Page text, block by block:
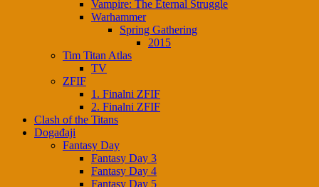
Vampire: The Eternal Struggle
Warhammer
Spring Gathering
2015
Tim Titan Atlas
TV
ZFIF
1. Finalni ZFIF
2. Finalni ZFIF
Clash of the Titans
Događaji
Fantasy Day
Fantasy Day 3
Fantasy Day 4
Fantasy Day 5